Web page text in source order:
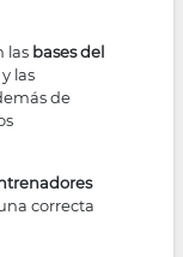
las bases del
y las
de
correcta